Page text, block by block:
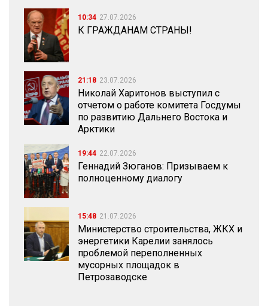
10:34 27.07.2026
К ГРАЖДАНАМ СТРАНЫ!
21:18 23.07.2026
Николай Харитонов выступил с
отчетом о работе комитета Госдумы
по развитию Дальнего Востока и
Арктики
19:44 22.07.2026
Геннадий Зюганов: Призываем к
полноценному диалогу
15:48 21.07.2026
Министерство строительства, ЖКХ и
энергетики Карелии занялось
проблемой переполненных
мусорных площадок в
Петрозаводске